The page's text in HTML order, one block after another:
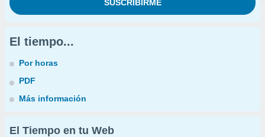
El tiempo...
Por horas
PDF
Más información
El Tiempo en tu Web